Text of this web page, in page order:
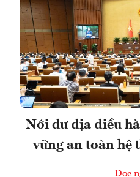
Nới dư địa điều
vững an toàn hệ
Đọc